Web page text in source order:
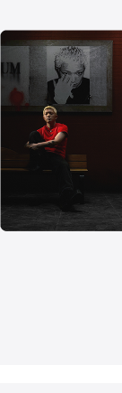
口
中
打
开)